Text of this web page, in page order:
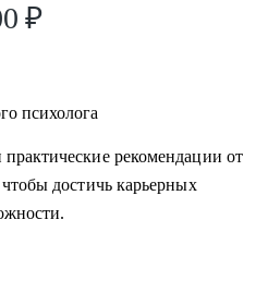
₽
психолога
рекомендации от
достичь карьерных